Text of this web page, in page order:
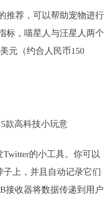
推荐，可以帮助宠物进行
标，喵星人与汪星人两个
元（约合人民币150
Twitter的小工具。你可以
子上，并且自动记录它们
接收器将数据传递到用户